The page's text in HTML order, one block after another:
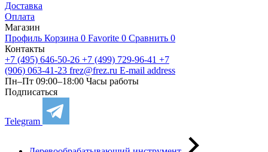
Доставка
Оплата
Магазин
Профиль Корзина 0 Favorite 0 Сравнить 0
Контакты
+7 (495) 646-50-26 +7 (499) 729-96-41 +7
(906) 063-41-23 frez@frez.ru E-mail address
Пн–Пт 09:00–18:00 Часы работы
Подписаться
Telegram